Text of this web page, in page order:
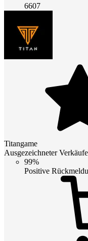
6607
Titangame
Ausgezeichneter
99%
Positive